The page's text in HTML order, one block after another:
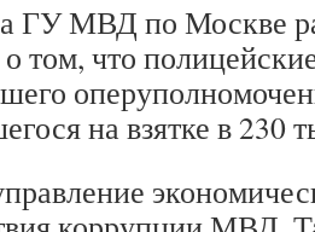
ГУ МВД по Москве
том, что
на взятке в 230